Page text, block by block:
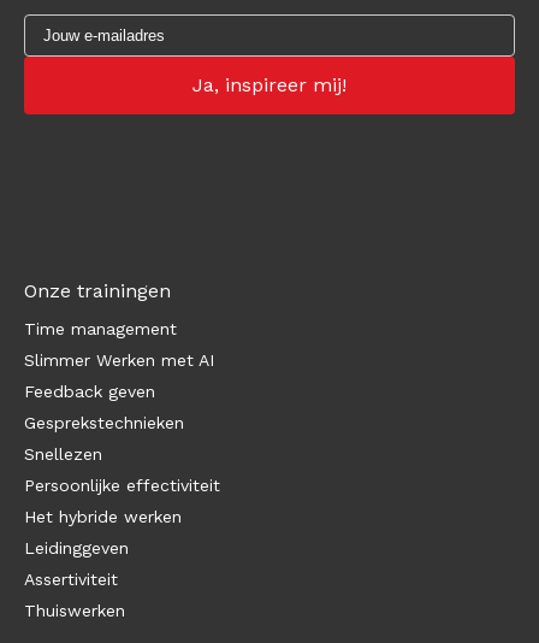
Onze trainingen
Time management
Slimmer Werken met AI
Feedback geven
Gesprekstechnieken
Snellezen
Persoonlijke effectiviteit
Het hybride werken
Leidinggeven
Assertiviteit
Thuiswerken